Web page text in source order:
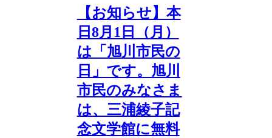
【お知らせ】本
日8月1日（月）
は「旭川市民の
日」です。旭川
市民のみなさま
は、三浦綾子記
念文学館に無料